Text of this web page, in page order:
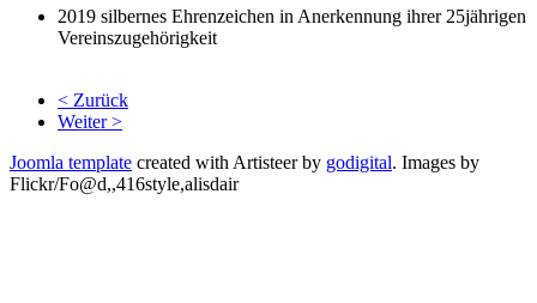
2019 silbernes Ehrenzeichen in Anerkennung ihrer 25jährigen
Vereinszugehörigkeit
< Zurück
Weiter >
Joomla template created with Artisteer by godigital. Images by
Flickr/Fo@d,,416style,alisdair